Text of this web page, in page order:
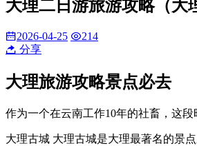
大理二日游旅游攻略（大
2026-04-25
214
分享
大理旅游攻略景点必去
作为一个在云南工作10年的社畜，这
大理古城 大理古城是大理最著名的景